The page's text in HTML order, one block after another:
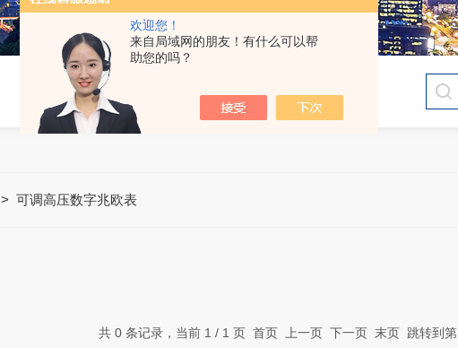
欢迎您！
来自局域网的朋友！有什么可以帮
助您的吗？
>可调高压数字兆欧表
共 0 条记录，当前 1 / 1 页 首页 上一页 下一页 末页 跳转到第